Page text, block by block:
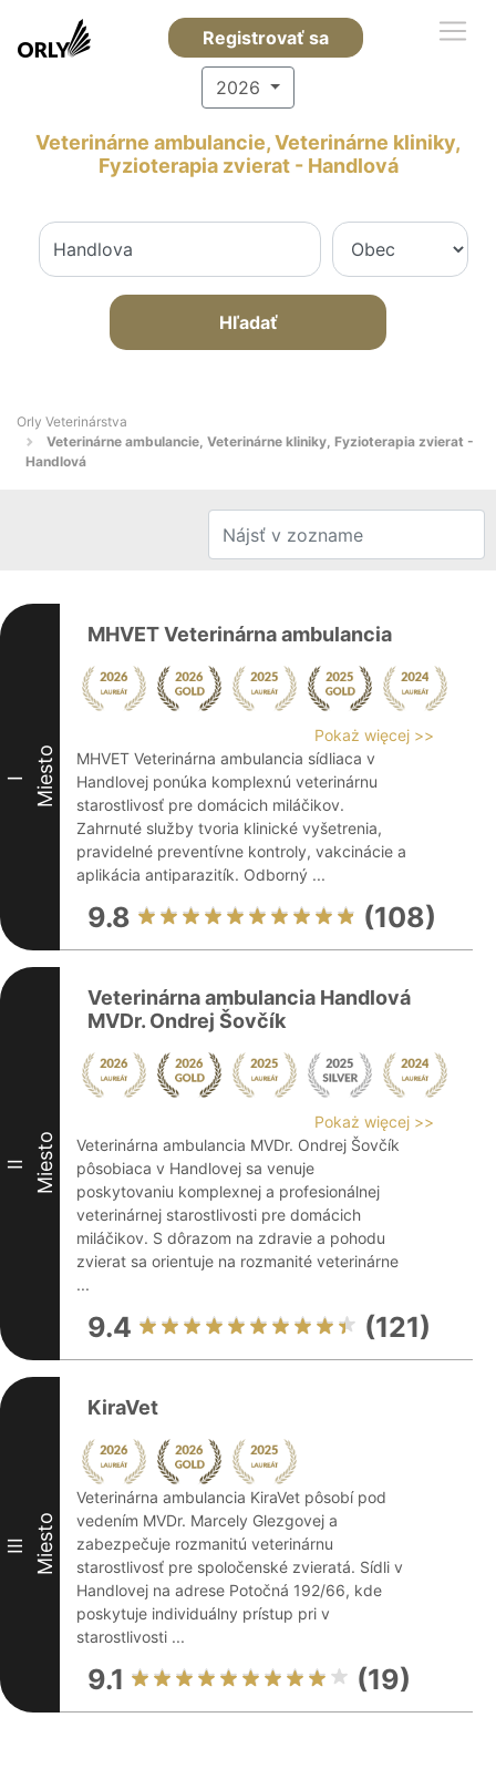
Registrovať sa
2026
Veterinárne ambulancie, Veterinárne kliniky,
Fyzioterapia zvierat - Handlová
Hľadať
Orly Veterinárstva
Veterinárne ambulancie, Veterinárne kliniky, Fyzioterapia zvierat -
Handlová
I Miesto
MHVET Veterinárna ambulancia
Pokaż więcej >>
MHVET Veterinárna ambulancia sídliaca v
Handlovej ponúka komplexnú veterinárnu
starostlivosť pre domácich miláčikov.
Zahrnuté služby tvoria klinické vyšetrenia,
pravidelné preventívne kontroly, vakcinácie a
aplikácia antiparazitík. Odborný ...
9.8 (108)
II Miesto
Veterinárna ambulancia Handlová
MVDr. Ondrej Šovčík
Pokaż więcej >>
Veterinárna ambulancia MVDr. Ondrej Šovčík
pôsobiaca v Handlovej sa venuje
poskytovaniu komplexnej a profesionálnej
veterinárnej starostlivosti pre domácich
miláčikov. S dôrazom na zdravie a pohodu
zvierat sa orientuje na rozmanité veterinárne
...
9.4 (121)
III Miesto
KiraVet
Veterinárna ambulancia KiraVet pôsobí pod
vedením MVDr. Marcely Glezgovej a
zabezpečuje rozmanitú veterinárnu
starostlivosť pre spoločenské zvieratá. Sídli v
Handlovej na adrese Potočná 192/66, kde
poskytuje individuálny prístup pri v
starostlivosti ...
9.1 (19)